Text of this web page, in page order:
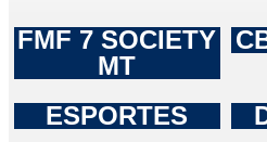
FMF 7 SOCIETY
MT
ESPORTES